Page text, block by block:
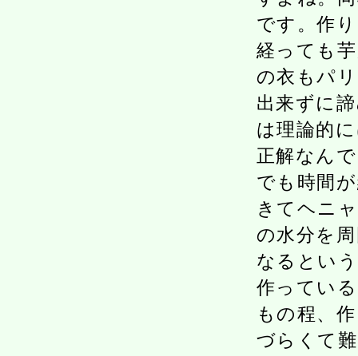
です。作
経っても
の衣もパ
出来ずに
は理論的
正解なん
でも時間
きてヘニ
の水分を
なるとい
作ってい
もの程、
づらくて